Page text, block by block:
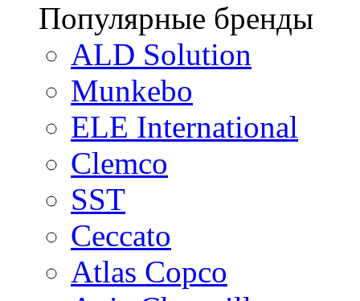
Популярные бренды
ALD Solution
Munkebo
ELE International
Clemco
SST
Ceccato
Atlas Copco